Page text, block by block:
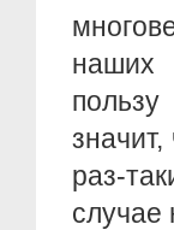
наших
раз-
случае